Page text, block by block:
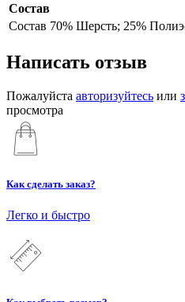
Состав
Состав 70% Шерсть; 25%
Написать отзыв
Пожалуйста авторизуйтесь или
просмотра
Как сделать заказ?
Легко и быстро